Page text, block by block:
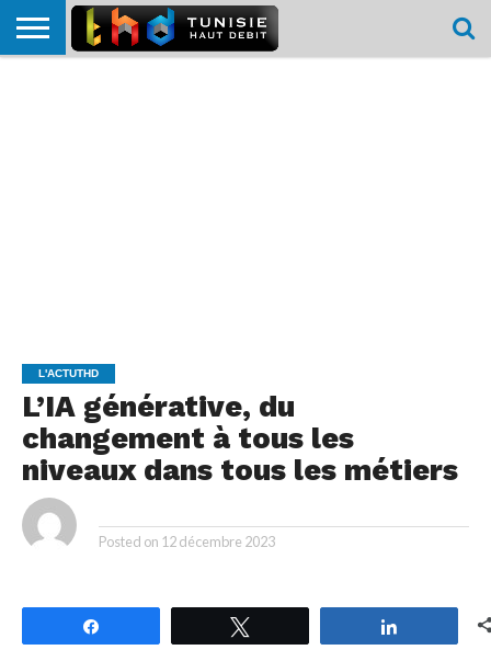
L'ACTUTHD
L’IA générative, du
changement à tous les
niveaux dans tous les métiers
Posted on 12 décembre 2023